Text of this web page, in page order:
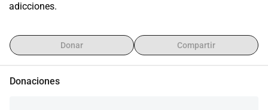
adicciones.
Donar Compartir
Donaciones